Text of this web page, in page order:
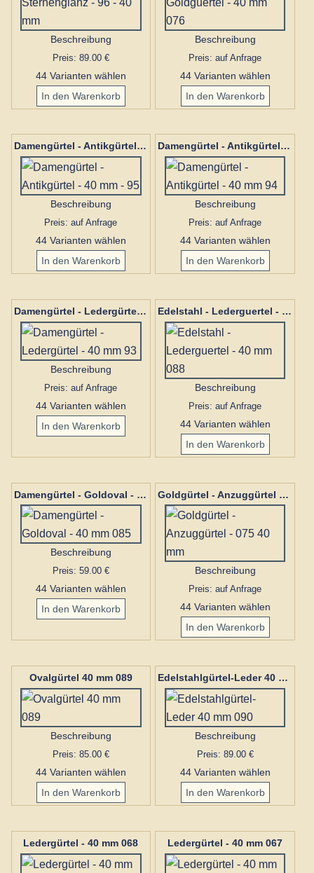
Beschreibung
Preis: 89.00 €
44 Varianten wählen
Beschreibung
Preis: auf Anfrage
44 Varianten wählen
Damengürtel - Antikgürtel - 40 mm - 95
Beschreibung
Preis: auf Anfrage
44 Varianten wählen
Damengürtel - Antikgürtel - 40 mm 94
Beschreibung
Preis: auf Anfrage
44 Varianten wählen
Damengürtel - Ledergürtel - 40 mm 93
Beschreibung
Preis: auf Anfrage
44 Varianten wählen
Edelstahl - Lederguertel - 40 mm 088
Beschreibung
Preis: auf Anfrage
44 Varianten wählen
Damengürtel - Goldoval - 40 mm 085
Beschreibung
Preis: 59.00 €
44 Varianten wählen
Goldgürtel - Anzuggürtel - 075 40 mm
Beschreibung
Preis: auf Anfrage
44 Varianten wählen
Ovalgürtel 40 mm 089
Beschreibung
Preis: 85.00 €
44 Varianten wählen
Edelstahlgürtel-Leder 40 mm 090
Beschreibung
Preis: 89.00 €
44 Varianten wählen
Ledergürtel - 40 mm 068 Ledergürtel - 40 mm 067